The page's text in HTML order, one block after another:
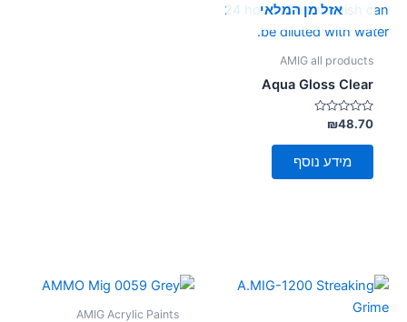
אזל מן המלאי
AMIG all products
Aqua Gloss Clear
דורג
0
מתוך
₪48.70
מידע נוסף
AMIG Acrylic Paints